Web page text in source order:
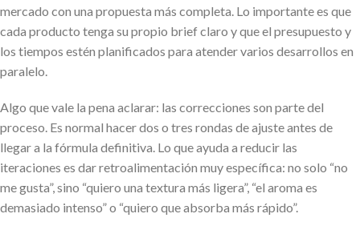
mercado con una propuesta más completa. Lo importante es que
cada producto tenga su propio brief claro y que el presupuesto y
los tiempos estén planificados para atender varios desarrollos en
paralelo.
Algo que vale la pena aclarar: las correcciones son parte del
proceso. Es normal hacer dos o tres rondas de ajuste antes de
llegar a la fórmula definitiva. Lo que ayuda a reducir las
iteraciones es dar retroalimentación muy específica: no solo “no
me gusta”, sino “quiero una textura más ligera”, “el aroma es
demasiado intenso” o “quiero que absorba más rápido”.